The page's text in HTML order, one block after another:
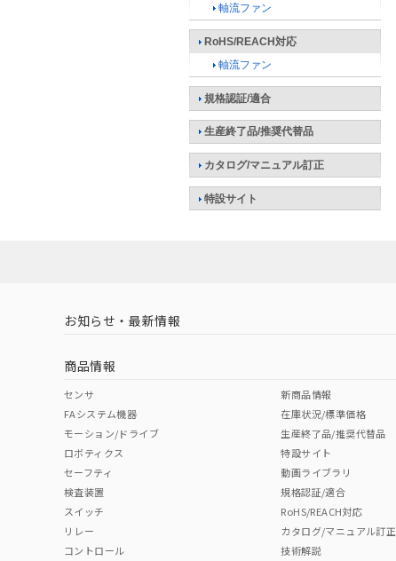
軸流ファン
RoHS/REACH対応
軸流ファン
規格認証/適合
生産終了品/推奨代替品
カタログ/マニュアル訂正
特設サイト
お知らせ・最新情報
商品情報
センサ
FAシステム機器
モーション/ドライブ
ロボティクス
セーフティ
検査装置
スイッチ
リレー
コントロール
新商品情報
在庫状況/標準価格
生産終了品/推奨代替品
特設サイト
動画ライブラリ
規格認証/適合
RoHS/REACH対応
カタログ/マニュアル訂正
技術解説